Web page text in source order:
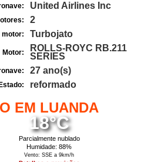
United Airlines Inc
2
motor: Turbojato
Motor:
ROLLS-ROYC RB.211
SERIES
27 ano(s)
Estado: reformado
EM LUANDA
18°C
Parcialmente nublado
Humidade: 88%
Vento: SSE a 9km/h